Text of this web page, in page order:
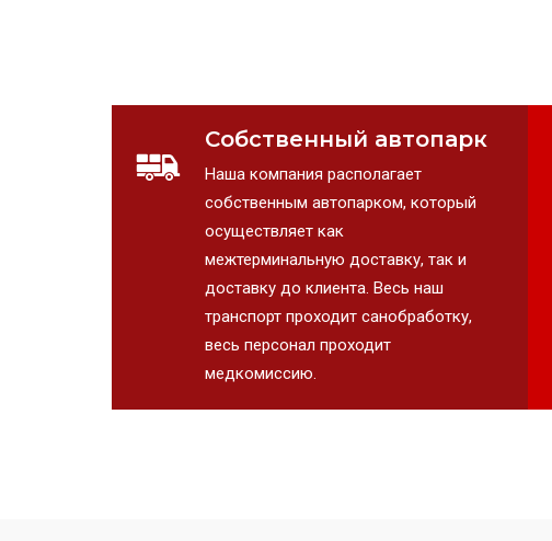
Собственный автопарк
Наша компания располагает
собственным автопарком, который
осуществляет как
межтерминальную доставку, так и
доставку до клиента. Весь наш
транспорт проходит санобработку,
весь персонал проходит
медкомиссию.